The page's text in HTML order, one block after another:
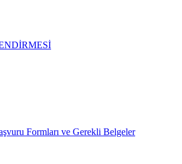
Formları ve Gerekli Belgeler